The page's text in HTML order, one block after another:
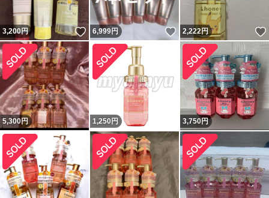
3,200円 いいね！
6,999円 いいね！
2,222円
5,300円 1,250 円 3,750円